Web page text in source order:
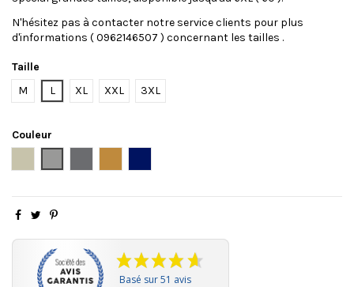
N'hésitez pas à contacter notre service clients pour plus
d'informations ( 0962146507 ) concernant les tailles .
Taille
M
L XL XXL 3XL
Couleur
Basé sur 51 avis